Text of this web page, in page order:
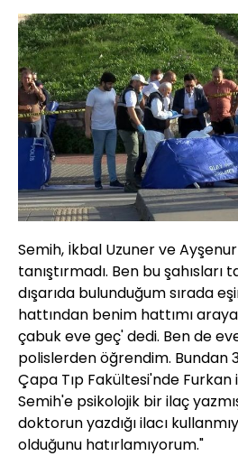
Semih, İkbal Uzuner ve
tanıştırmadı. Ben bu şahısları
dışarıda bulunduğum sırada
hattından benim hattımı
çabuk eve geç' dedi. Ben de
polislerden öğrendim. Bundan
Çapa Tıp Fakültesi'nde
Semih'e psikolojik bir ilaç
doktorun yazdığı ilacı
olduğunu hatırlamıyorum."